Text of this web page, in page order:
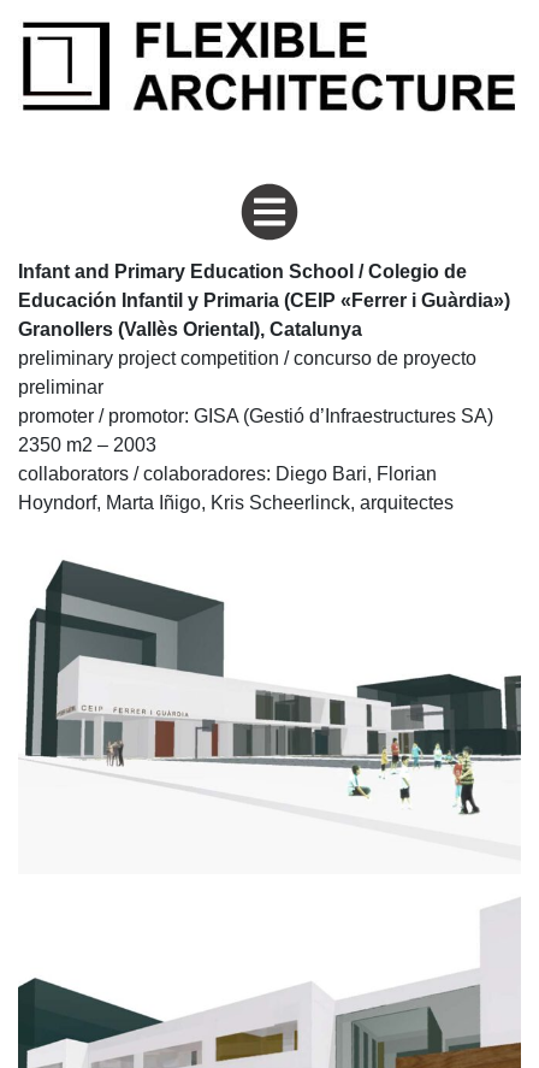
flexiblearchitecture
school
Infant and Primary Education School / Colegio de
Educación Infantil y Primaria (CEIP «Ferrer i Guàrdia»)
Granollers (Vallès Oriental), Catalunya
preliminary project competition / concurso de proyecto
preliminar
promoter / promotor: GISA (Gestió d’Infraestructures SA)
2350 m2 – 2003
collaborators / colaboradores: Diego Bari, Florian
Hoyndorf, Marta Iñigo, Kris Scheerlinck, arquitectes